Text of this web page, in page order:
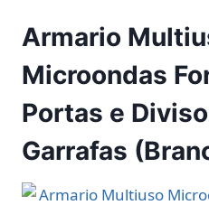
Armario
Microondas
Portas e
Garrafas